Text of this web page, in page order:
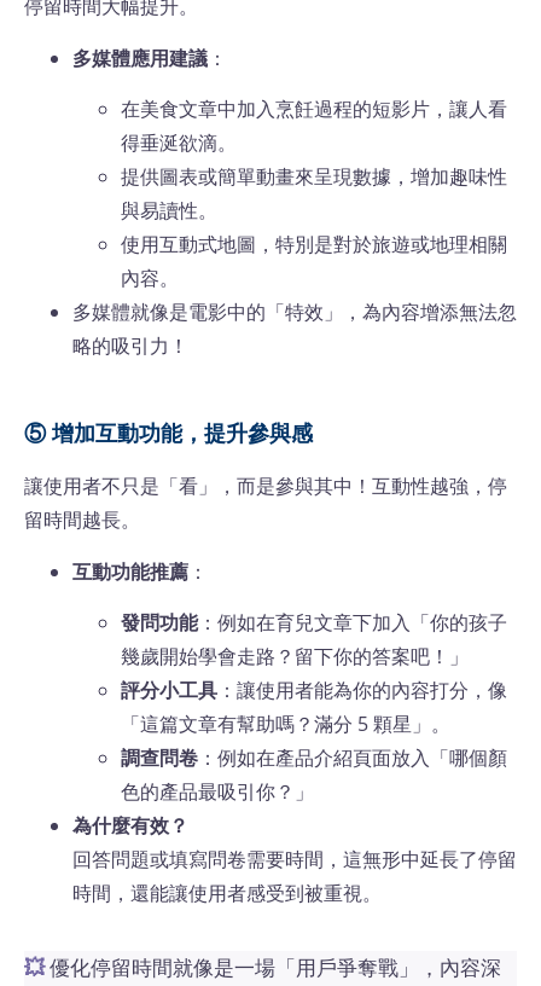
停留時間大幅提升。
多媒體應用建議 ：
在美食文章中加入烹飪過程的短影片，讓人看
得垂涎欲滴。
提供圖表或簡單動畫來呈現數據，增加趣味性
與易讀性。
使用互動式地圖，特別是對於旅遊或地理相關
內容。
多媒體就像是電影中的「特效」，為內容增添無法忽
略的吸引力！
⑤ 增加互動功能，提升參與感
讓使用者不只是「看」，而是參與其中！互動性越強，停
留時間越長。
互動功能推薦 ：
發問功能：例如在育兒文章下加入「你的孩子
幾歲開始學會走路？留下你的答案吧！」
評分小工具 ：讓使用者能為你的內容打分，像
「這篇文章有幫助嗎？滿分 5 顆星」。
調查問卷 ：例如在產品介紹頁面放入「哪個顏
色的產品最吸引你？」
為什麼有效？
回答問題或填寫問卷需要時間，這無形中延長了停留
時間，還能讓使用者感受到被重視。
💥優化停留時間就像是一場「用戶爭奪戰」，內容深